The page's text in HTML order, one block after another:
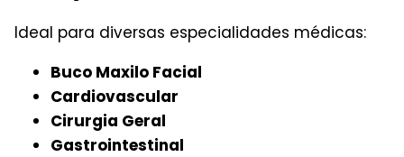
Ideal para diversas especialidades médicas:
Buco Maxilo Facial
Cardiovascular
Cirurgia Geral
Gastrointestinal